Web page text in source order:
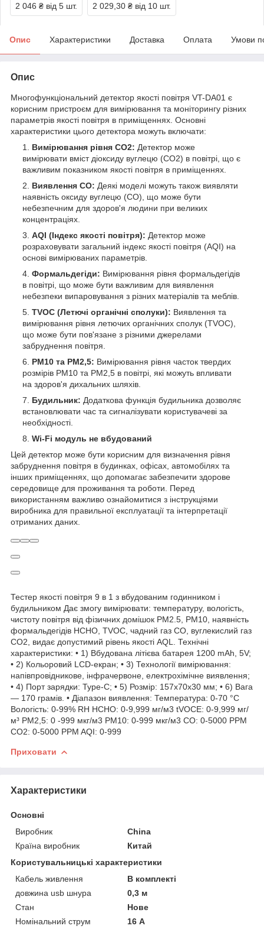
2 046 ₴ від 5 шт. 2 029,30 ₴ від 10 шт.
Опис Характеристики Доставка Оплата Умови
Опис
Многофункціональний детектор якості повітря VT-DA01 є
корисним пристроєм для вимірювання та моніторингу різних
параметрів якості повітря в приміщеннях. Основні
характеристики цього детектора можуть включати:
Вимірювання рівня CO2: Детектор може
вимірювати вміст діоксиду вуглецю (CO2) в повітрі, що є
важливим показником якості повітря в приміщеннях.
Виявлення CO: Деякі моделі можуть також виявляти
наявність оксиду вуглецю (CO), що може бути
небезпечним для здоров'я людини при великих
концентраціях.
AQI (Індекс якості повітря): Детектор може
розраховувати загальний індекс якості повітря (AQI) на
основі вимірюваних параметрів.
Формальдегіди: Вимірювання рівня формальдегідів
в повітрі, що може бути важливим для виявлення
небезпеки випаровування з різних матеріалів та меблів.
TVOC (Летючі органічні сполуки): Виявлення та
вимірювання рівня летючих органічних сполук (TVOC),
що може бути пов'язане з різними джерелами
забруднення повітря.
PM10 та PM2,5: Вимірювання рівня часток твердих
розмірів PM10 та PM2,5 в повітрі, які можуть впливати
на здоров'я дихальних шляхів.
Будильник: Додаткова функція будильника дозволяє
встановлювати час та сигналізувати користувачеві за
необхідності.
Wi‑Fi модуль не вбудований
Цей детектор може бути корисним для визначення рівня
забруднення повітря в будинках, офісах, автомобілях та
інших приміщеннях, що допомагає забезпечити здорове
середовище для проживання та роботи. Перед
використанням важливо ознайомитися з інструкціями
виробника для правильної експлуатації та інтерпретації
отриманих даних.
Тестер якості повітря 9 в 1 з вбудованим годинником і
будильником Дає змогу вимірювати: температуру, вологість,
чистоту повітря від фізичних домішок PM2.5, PM10, наявність
формальдегідів HCHO, TVOC, чадний газ CO, вуглекислий газ
CO2, видає допустимий рівень якості AQL. Технічні
характеристики: • 1) Вбудована літієва батарея 1200 mAh, 5V;
• 2) Кольоровий LCD-екран; • 3) Технології вимірювання:
напівпровідникове, інфрачервоне, електрохімічне виявлення;
• 4) Порт зарядки: Type-C; • 5) Розмір: 157х70х30 мм; • 6) Вага
— 170 грамів. • Діапазон виявлення: Температура: 0-70 °C
Вологість: 0-99% RH HCHO: 0-9,999 мг/м3 tVOCE: 0-9,999 мг/
м³ PM2,5: 0 -999 мкг/м3 PM10: 0-999 мкг/м3 CO: 0-5000 PPM
CO2: 0-5000 PPM AQI: 0-999
Приховати
Характеристики
Основні
Виробник
China
Країна виробник
Китай
Користувальницькі характеристики
Кабель живлення
В комплекті
довжина usb шнура
0,3 м
Стан
Нове
Номінальний струм
16 А